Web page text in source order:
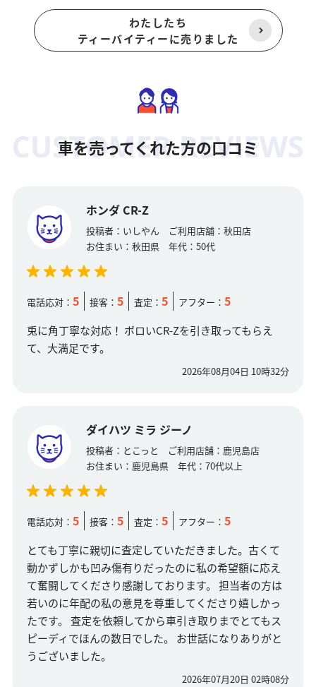
わたしたち
ティーバイティーに売りました
車を売ってくれた方の口コミ
ホンダ CR-Z
投稿者： いしやん ご利用店舗： 秋田店
お住まい： 秋田県 年代： 50代
電話応対： 5 接客： 5 査定： 5 アフター： 5
兎に角丁寧な対応！ ボロいCR-Zを引き取ってもらえ
て、大満足です。
2026年08月04日 10時32分
ダイハツ ミラ ジーノ
投稿者： とこっと ご利用店舗： 鹿児島店
お住まい： 鹿児島県 年代： 70代以上
電話応対： 5 接客： 5 査定： 5 アフター： 5
とても丁寧に親切に査定していただきました。古くて
動かずしかも凹み傷有りだったのに私の希望額に応え
て奮闘してくださり感謝しております。 担当者の方は
若いのに年配の私の意見を尊重してくださり嬉しかっ
たです。 査定を依頼してから車引き取りまでとてもス
ピーディでほんの数日でした。 お世話になりありがと
うございました。
2026年07月20日 02時08分